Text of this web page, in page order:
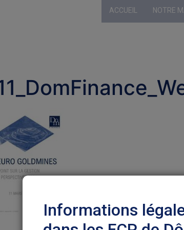
ACCUEIL NOTRE
Informations